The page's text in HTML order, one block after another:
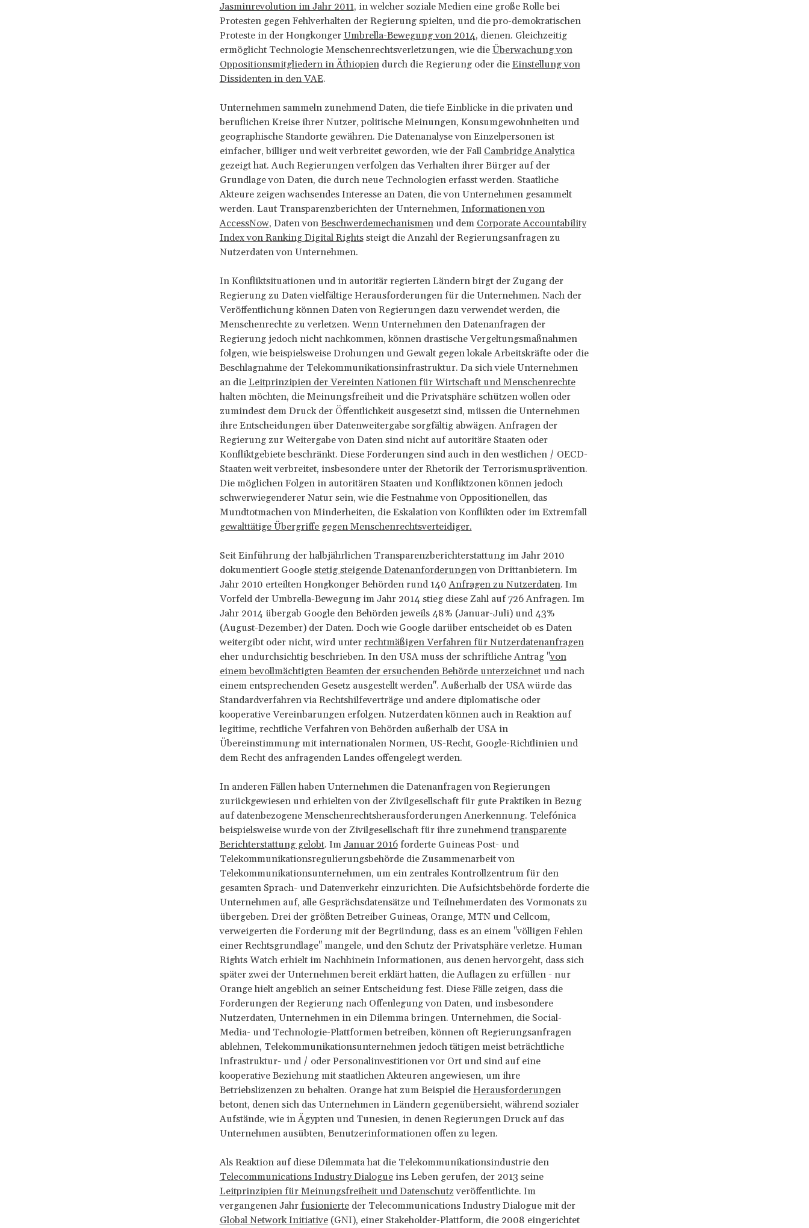
Jasminrevolution im Jahr 2011, in welcher soziale Medien eine große Rolle bei
Protesten gegen Fehlverhalten der Regierung spielten, und die pro-demokratischen
Proteste in der Hongkonger Umbrella-Bewegung von 2014, dienen. Gleichzeitig
ermöglicht Technologie Menschenrechtsverletzungen, wie die Überwachung von
Oppositionsmitgliedern in Äthiopiendurch die Regierung oder die Einstellung von
Dissidenten in den VAE.
Unternehmen sammeln zunehmend Daten, die tiefe Einblicke in die privaten und
beruflichen Kreise ihrer Nutzer, politische Meinungen, Konsumgewohnheiten und
geographische Standorte gewähren. Die Datenanalyse von Einzelpersonen ist
einfacher, billiger und weit verbreitet geworden, wie der Fall Cambridge Analytica
gezeigt hat. Auch Regierungen verfolgen das Verhalten ihrer Bürger auf der
Grundlage von Daten, die durch neue Technologien erfasst werden. Staatliche
Akteure zeigen wachsendes Interesse an Daten, die von Unternehmen gesammelt
werden. Laut Transparenzberichten der Unternehmen, Informationen von
AccessNow, Daten von Beschwerdemechanismenund dem Corporate Accountability
Index von Ranking Digital Rightssteigt die Anzahl der Regierungsanfragen zu
Nutzerdaten von Unternehmen.
In Konfliktsituationen und in autoritär regierten Ländern birgt der Zugang der
Regierung zu Daten vielfältige Herausforderungen für die Unternehmen. Nach der
Veröffentlichung können Daten von Regierungen dazu verwendet werden, die
Menschenrechte zu verletzen. Wenn Unternehmen den Datenanfragen der
Regierung jedoch nicht nachkommen, können drastische Vergeltungsmaßnahmen
folgen, wie beispielsweise Drohungen und Gewalt gegen lokale Arbeitskräfte oder die
Beschlagnahme der Telekommunikationsinfrastruktur. Da sich viele Unternehmen
an die Leitprinzipien der Vereinten Nationen für Wirtschaft und Menschenrechte
halten möchten, die Meinungsfreiheit und die Privatsphäre schützen wollen oder
zumindest dem Druck der Öffentlichkeit ausgesetzt sind, müssen die Unternehmen
ihre Entscheidungen über Datenweitergabe sorgfältig abwägen. Anfragen der
Regierung zur Weitergabe von Daten sind nicht auf autoritäre Staaten oder
Konfliktgebiete beschränkt. Diese Forderungen sind auch in den westlichen / OECD-
Staaten weit verbreitet, insbesondere unter der Rhetorik der Terrorismusprävention.
Die möglichen Folgen in autoritären Staaten und Konfliktzonen können jedoch
schwerwiegenderer Natur sein, wie die Festnahme von Oppositionellen, das
Mundtotmachen von Minderheiten, die Eskalation von Konflikten oder im Extremfall
gewalttätige Übergriffe gegen Menschenrechtsverteidiger.
Seit Einführung der halbjährlichen Transparenzberichterstattung im Jahr 2010
dokumentiert Google stetig steigende Datenanforderungenvon Drittanbietern. Im
Jahr 2010 erteilten Hongkonger Behörden rund 140Anfragen zu Nutzerdaten. Im
Vorfeld der Umbrella-Bewegung im Jahr 2014 stieg diese Zahl auf 726 Anfragen. Im
Jahr 2014 übergab Google den Behörden jeweils 48% (Januar-Juli) und 43%
(August-Dezember) der Daten. Doch wie Google darüber entscheidet ob es Daten
weitergibt oder nicht, wird unter rechtmäßigen Verfahren für Nutzerdatenanfragen
eher undurchsichtig beschrieben. In den USA muss der schriftliche Antrag "von
einem bevollmächtigten Beamten der ersuchenden Behörde unterzeichnetund nach
einem entsprechenden Gesetz ausgestellt werden". Außerhalb der USA würde das
Standardverfahren via Rechtshilfeverträge und andere diplomatische oder
kooperative Vereinbarungen erfolgen. Nutzerdaten können auch in Reaktion auf
legitime, rechtliche Verfahren von Behörden außerhalb der USA in
Übereinstimmung mit internationalen Normen, US-Recht, Google-Richtlinien und
dem Recht des anfragenden Landes offengelegt werden.
In anderen Fällen haben Unternehmen die Datenanfragen von Regierungen
zurückgewiesen und erhielten von der Zivilgesellschaft für gute Praktiken in Bezug
auf datenbezogene Menschenrechtsherausforderungen Anerkennung. Telefónica
beispielsweise wurde von der Zivilgesellschaft für ihre zunehmend transparente
Berichterstattung gelobt. Im Januar 2016forderte Guineas Post- und
Telekommunikationsregulierungsbehörde die Zusammenarbeit von
Telekommunikationsunternehmen, um ein zentrales Kontrollzentrum für den
gesamten Sprach- und Datenverkehr einzurichten. Die Aufsichtsbehörde forderte die
Unternehmen auf, alle Gesprächsdatensätze und Teilnehmerdaten des Vormonats zu
übergeben. Drei der größten Betreiber Guineas, Orange, MTN und Cellcom,
verweigerten die Forderung mit der Begründung, dass es an einem "völligen Fehlen
einer Rechtsgrundlage" mangele, und den Schutz der Privatsphäre verletze. Human
Rights Watch erhielt im Nachhinein Informationen, aus denen hervorgeht, dass sich
später zwei der Unternehmen bereit erklärt hatten, die Auflagen zu erfüllen - nur
Orange hielt angeblich an seiner Entscheidung fest. Diese Fälle zeigen, dass die
Forderungen der Regierung nach Offenlegung von Daten, und insbesondere
Nutzerdaten, Unternehmen in ein Dilemma bringen. Unternehmen, die Social-
Media- und Technologie-Plattformen betreiben, können oft Regierungsanfragen
ablehnen, Telekommunikationsunternehmen jedoch tätigen meist beträchtliche
Infrastruktur- und / oder Personalinvestitionen vor Ort und sind auf eine
kooperative Beziehung mit staatlichen Akteuren angewiesen, um ihre
Betriebslizenzen zu behalten. Orange hat zum Beispiel die Herausforderungen
betont, denen sich das Unternehmen in Ländern gegenübersieht, während sozialer
Aufstände, wie in Ägypten und Tunesien, in denen Regierungen Druck auf das
Unternehmen ausübten, Benutzerinformationen offen zu legen.
Als Reaktion auf diese Dilemmata hat die Telekommunikationsindustrie den
Telecommunications Industry Dialogueins Leben gerufen, der 2013 seine
Leitprinzipien für Meinungsfreiheit und Datenschutz veröffentlichte. Im
vergangenen Jahr fusionierteder Telecommunications Industry Dialogue mit der
Global Network Initiative(GNI), einer Stakeholder-Plattform, die 2008 eingerichtet